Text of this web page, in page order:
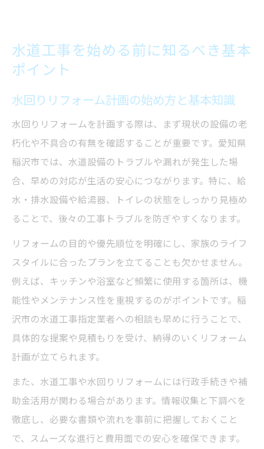
水回りリフォームの悩みを解消する方法とは
よくある水回りリフォームのトラブル対策
稲沢市水道工事の悩み解決に役立つ相談先
水道料金節約につながるリフォーム実践法
指定業者との打ち合わせで注意すべき点
愛知県稲沢市で賢く補助金を活用するコツ
稲沢市下水道工事補助金の活用ポイント
補助金活用で水道工事費用を抑える方法
指定業者選びが失敗を防ぐ理由を解説
水回りリフォームに強い指定業者の探し方
稲沢市水道指定業者の資格と信頼性の見極
め方
口コミや実績から見る業者選定のポイント
指定業者を選ぶことで得られる安心感とは
水道工事後のトラブルを防ぐ業者選びの極
水道工事を始める前に知るべき基本
ポイント
水回りリフォーム計画の始め方と基本知識
水回りリフォームを計画する際は、まず現状の設備の老
朽化や不具合の有無を確認することが重要です。愛知県
稲沢市では、水道設備のトラブルや漏れが発生した場
合、早めの対応が生活の安心につながります。特に、給
水・排水設備や給湯器、トイレの状態をしっかり見極め
ることで、後々の工事トラブルを防ぎやすくなります。
リフォームの目的や優先順位を明確にし、家族のライフ
スタイルに合ったプランを立てることも欠かせません。
例えば、キッチンや浴室など頻繁に使用する箇所は、機
能性やメンテナンス性を重視するのがポイントです。稲
沢市の水道工事指定業者への相談も早めに行うことで、
具体的な提案や見積もりを受け、納得のいくリフォーム
計画が立てられます。
また、水道工事や水回りリフォームには行政手続きや補
助金活用が関わる場合があります。情報収集と下調べを
徹底し、必要な書類や流れを事前に把握しておくこと
で、スムーズな進行と費用面での安心を確保できます。